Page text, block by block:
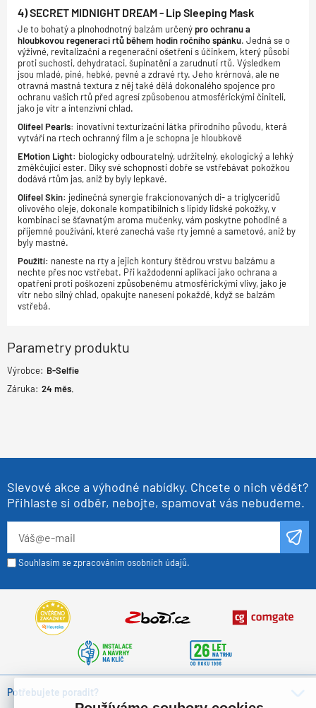
4) SECRET MIDNIGHT DREAM - Lip Sleeping Mask
Je to bohatý a plnohodnotný balzám určenýpro ochranu a
hloubkovou regeneraci rtů během hodin ročního spánku. Jedná se o
výživné, revitalizační a regenerační ošetření s účinkem, který působí
proti suchosti, dehydrataci, šupinatění a zarudnutí rtů. Výsledkem
jsou mladé, piné, hebké, pevné a zdravé rty. Jeho krérnová, ale ne
otravná mastná textura z něj také dělá dokonalého spojence pro
ochranu vašich rtů před agresí způsobenou atmosférickými činiteli,
jako je vítr a intenzivní chlad.
Olifeel Pearls: inovativní texturizační látka přírodního původu, která
vytváří na rtech ochranný film a je schopna je hloubkově
EMotion Light: biologicky odbouratelný, udržitelný, ekologický a lehký
změkčující ester. Díky své schopnosti dobře se vstřebávat pokožkou
dodává rtům jas, aniž by byly lepkavé.
Olifeel Skin: jedinečná synergie frakcionovaných di- a triglyceridů
olivového oleje, dokonale kompatibilních s lipidy lidské pokožky, v
kombinaci se šťavnatým aroma mučenky, vám poskytne pohodlné a
příjemné používání, které zanechá vaše rty jemné a sametové, aniž by
byly mastné.
Použití: naneste na rty a jejich kontury štědrou vrstvu balzámu a
nechte přes noc vstřebat. Při každodenní aplikaci jako ochrana a
opatření proti poškození způsobenému atmosférickými vlivy, jako je
vítr nebo silný chlad, opakujte nanesení pokaždé, když se balzám
vstřebá.
Parametry produktu
Výrobce: B-Selfie
Záruka: 24 měs.
Slevové akce a výhodné nabídky. Chcete o nich vědět?
Přihlaste si odběr, nebojte, spamovat vás nebudeme.
Souhlasím se zpracováním osobních údajů.
Potřebujete poradit?